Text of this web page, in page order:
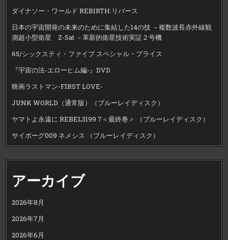
ダイナソー・ワールド REBIRTH:リバース
日本の宇宙開発の未来のために集結した14の技 －複数波長赤外線観
測超小型衛星 Z-Sat －革新的衛星技術実証２号機
65/シックスティ・ファイブ スペシャル・プライス
『宇宙の法-エローヒム編-』DVD
映画ラストマン-FIRST LOVE-
JUNK WORLD（通常版）（ブルーレイディスク）
ヤマトよ永遠に REBEL3199 7＜最終巻＞ （ブルーレイディスク）
サイボーグ009 ネメシス （ブルーレイディスク）
アーカイブ
2026年8月
2026年7月
2026年6月